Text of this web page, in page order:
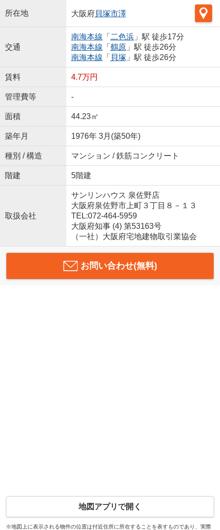
所在地 大阪府貝塚市澤
交通
南海本線 「 二色浜」駅 徒歩17分
南海本線 「 鶴原」駅 徒歩26分
南海本線 「 貝塚 」駅 徒歩26分
賃料 4.7万円
管理費等 -
面積 44.23㎡
築年月 1976年 3月(築50年)
種別 / 構造 マンション / 鉄筋コンクリート
階建 5階建
取扱会社
サンリンハウス 泉佐野店
大阪府泉佐野市上町３丁目８－１３
TEL:072-464-5959
大阪府知事 (4) 第53163号
（一社）大阪府宅地建物取引業協会
お問い合わせ(無料)
地図アプリで開く
※地図上に表示される物件の位置は付近住所に所在することを表すものであり、実際